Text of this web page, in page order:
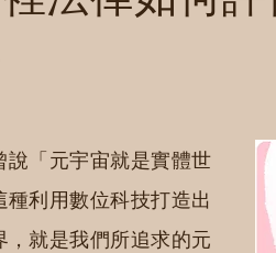
說「元宇宙就是實體世
利用數位科技打造出
就是我們所追求的元